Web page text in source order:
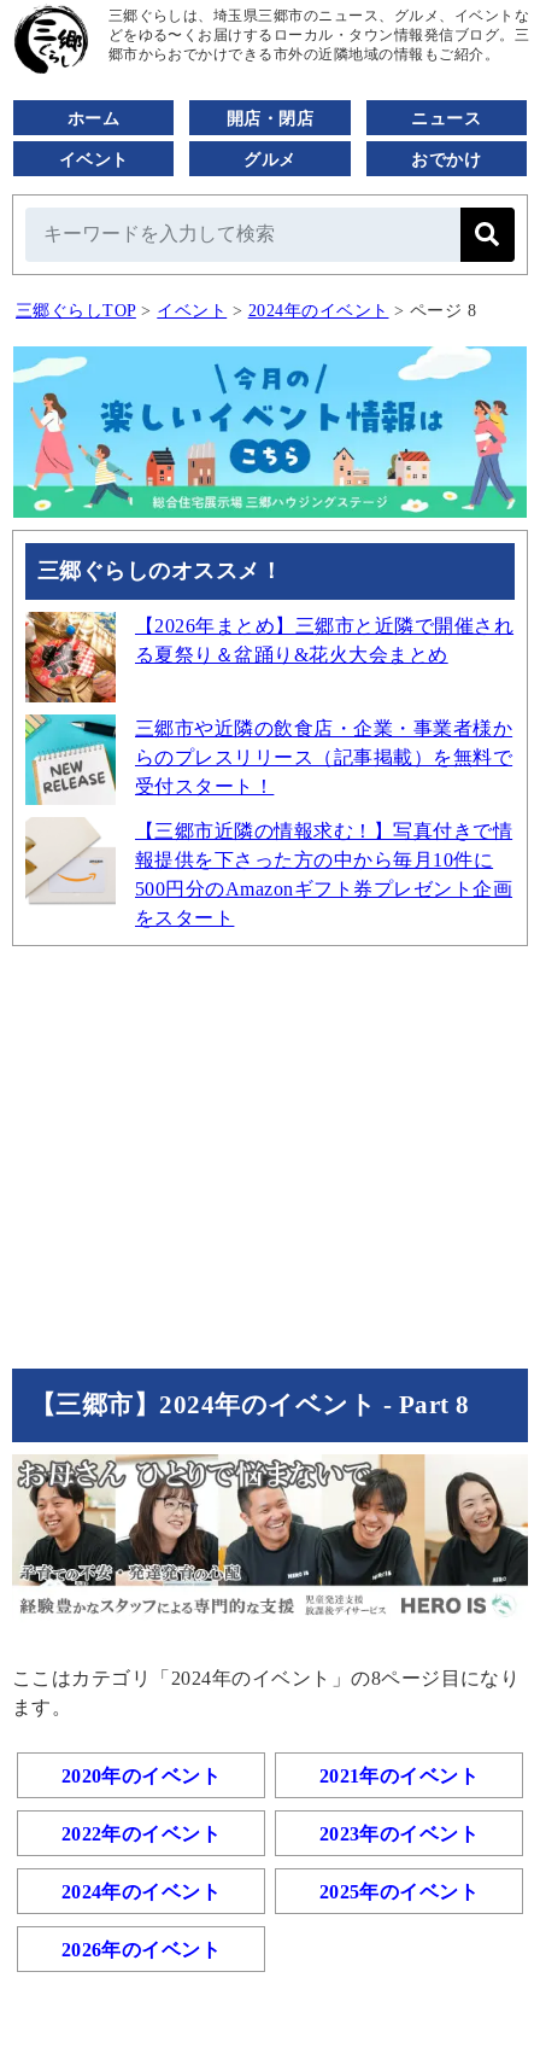
三郷ぐらしは、埼玉県三郷市のニュース、グルメ、イベントな
どをゆる〜くお届けするローカル・タウン情報発信ブログ。三
郷市からおでかけできる市外の近隣地域の情報もご紹介。
ホーム 開店・閉店 ニュース
イベント グルメ おでかけ
三郷ぐらしTOP > イベント > 2024年のイベント > ページ 8
三郷ぐらしのオススメ！
【2026年まとめ】三郷市と近隣で開催され
る夏祭り＆盆踊り&花火大会まとめ
三郷市や近隣の飲食店・企業・事業者様か
らのプレスリリース（記事掲載）を無料で
受付スタート！
【三郷市近隣の情報求む！】写真付きで情
報提供を下さった方の中から毎月10件に
500円分のAmazonギフト券プレゼント企画
をスタート
【三郷市】2024年のイベント - Part 8
ここはカテゴリ「2024年のイベント」の8ページ目になり
ます。
2020年のイベント 2021年のイベント
2022年のイベント 2023年のイベント
2024年のイベント 2025年のイベント
2026年のイベント